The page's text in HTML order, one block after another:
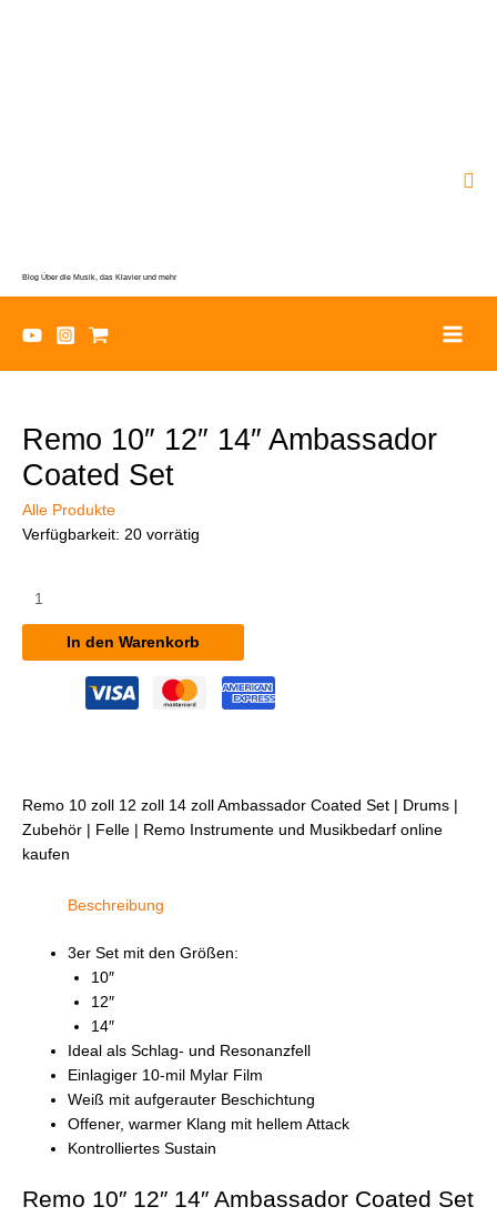
Blog Über die Musik, das Klavier und mehr
Remo 10″ 12″ 14″ Ambassador
Coated Set
Alle Produkte
Verfügbarkeit: 20 vorrätig
10"
14"
Ambassador
In den Warenkorb
Remo 10 zoll 12 zoll 14 zoll Ambassador Coated Set | Drums |
Zubehör | Felle | Remo Instrumente und Musikbedarf online
kaufen
Beschreibung
3er Set mit den Größen:
10″
12″
14″
Ideal als Schlag- und Resonanzfell
Einlagiger 10-mil Mylar Film
Weiß mit aufgerauter Beschichtung
Offener, warmer Klang mit hellem Attack
Kontrolliertes Sustain
Remo 10″ 12″ 14″ Ambassador Coated Set